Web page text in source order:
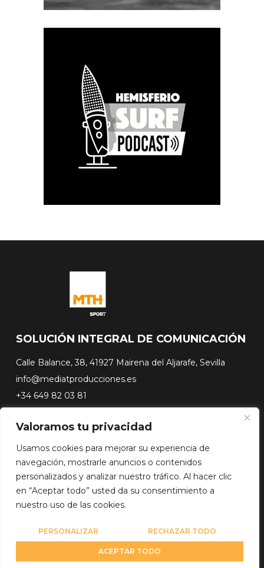
Valoramos tu privacidad
Usamos cookies para mejorar su experiencia de
navegación, mostrarle anuncios o contenidos
personalizados y analizar nuestro tráfico. Al hacer clic
en “Aceptar todo” usted da su consentimiento a
nuestro uso de las cookies.
PERSONALIZAR RECHAZAR TODO
ACEPTAR TODO
SOLUCIÓN INTEGRAL DE COMUNICACIÓN
Calle Balance, 38, 41927 Mairena del Aljarafe, Sevilla
info@mediatproducciones.es
+34 649 82 03 81
#FLASHSURFING
#CONEXIONSURFING
A CONTRA PICO
DOCUSERIES
Diseño web porWebmasterPRO